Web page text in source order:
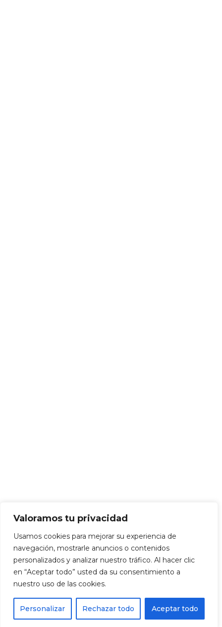
Valoramos tu privacidad
Usamos cookies para mejorar su experiencia de
navegación, mostrarle anuncios o contenidos
personalizados y analizar nuestro tráfico. Al hacer clic
en “Aceptar todo” usted da su consentimiento a
nuestro uso de las cookies.
Personalizar Rechazar todo Aceptar todo